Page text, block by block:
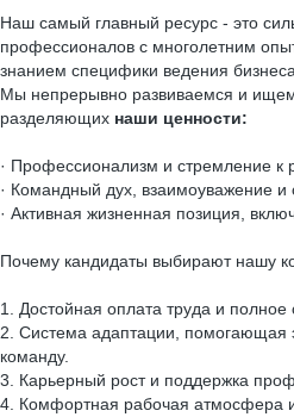
Наш самый главный ресурс - это
профессионалов с многолетним
знанием специфики ведения бизнеса.
Мы непрерывно развиваемся и
разделяющих наши ценности:
· Профессионализм и стремление к
· Командный дух, взаимоуважение и
· Активная жизненная позиция,
Почему кандидаты выбирают нашу
1. Достойная оплата труда и
2. Система адаптации, помогающая
команду.
3. Карьерный рост и поддержка
4. Комфортная рабочая атмосфера